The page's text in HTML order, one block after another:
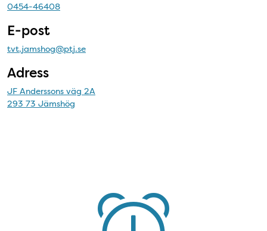
0454-46408
E-post
tvt.jamshog@ptj.se
Adress
JF Anderssons väg 2A
293 73 Jämshög